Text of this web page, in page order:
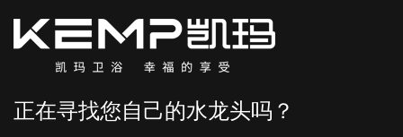
正在寻找您自己的水龙头吗？